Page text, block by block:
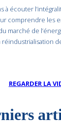
à écouter
comprendre les
marché de
REGARDER LA